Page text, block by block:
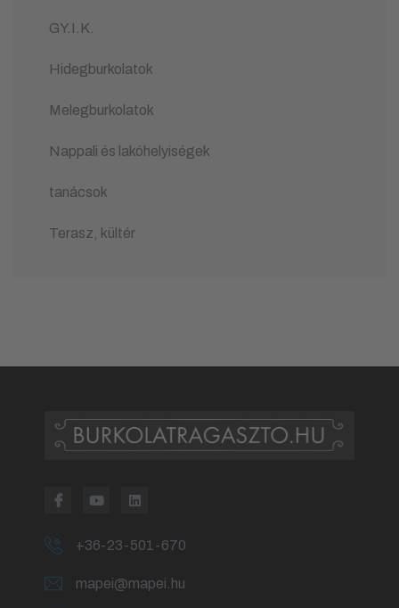
GY.I.K.
Hidegburkolatok
Melegburkolatok
Nappali és lakóhelyiségek
tanácsok
Terasz, kültér
+36-23-501-670
mapei@mapei.hu